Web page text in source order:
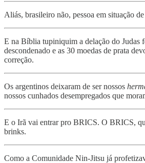
Aliás, brasileiro não, pessoa em situação
E na Bíblia tupiniquim a delação do Judas
descondenado e as 30 moedas de prata
correção.
Os argentinos deixaram de ser nossos
nossos cunhados desempregados que
E o Irã vai entrar pro BRICS. O BRICS,
brinks.
Como a Comunidade Nin-Jitsu já